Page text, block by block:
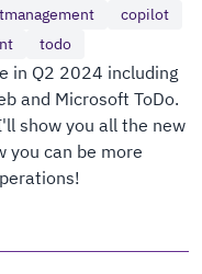
copilot
todo
in Q2 2024 including
and Microsoft ToDo.
show you all the new
you can be more